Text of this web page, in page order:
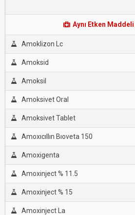
Aynı Etken
Amoklizon Lc
Amoksid
Amoksil
Amoksivet Oral
Amoksivet Tablet
Amoxıcıllın Bıoveta 150
Amoxigenta
Amoxinject % 11.5
Amoxinject % 15
Amoxinject La